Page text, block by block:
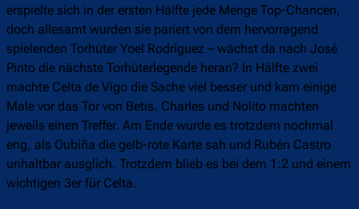
erspielte sich in der ersten Hälfte jede Menge Top-Chancen,
doch allesamt wurden sie pariert von dem hervorragend
spielenden Torhüter Yoel Rodríguez – wächst da nach José
Pinto die nächste Torhüterlegende heran? In Hälfte zwei
machte Celta de Vigo die Sache viel besser und kam einige
Male vor das Tor von Betis. Charles und Nolito machten
jeweils einen Treffer. Am Ende wurde es trotzdem nochmal
eng, als Oubiña die gelb-rote Karte sah und Rubén Castro
unhaltbar ausglich. Trotzdem blieb es bei dem 1:2 und einem
wichtigen 3er für Celta.